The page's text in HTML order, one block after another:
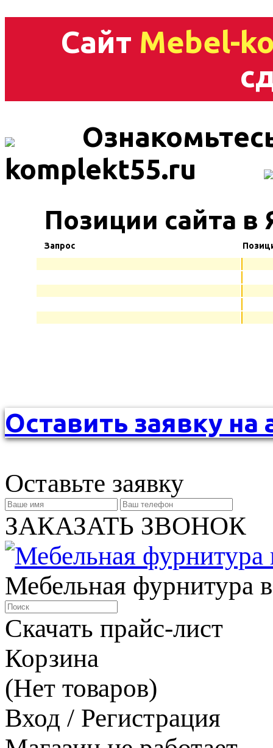
Сайт Mebel-
komplekt55.ru
Позиции сайта
Запрос
Оставить заявку на
Оставьте заявку
ЗАКАЗАТЬ ЗВОНОК
Мебельная фурнитура
Скачать прайс-лист
Корзина
(Нет товаров)
Вход / Регистрация